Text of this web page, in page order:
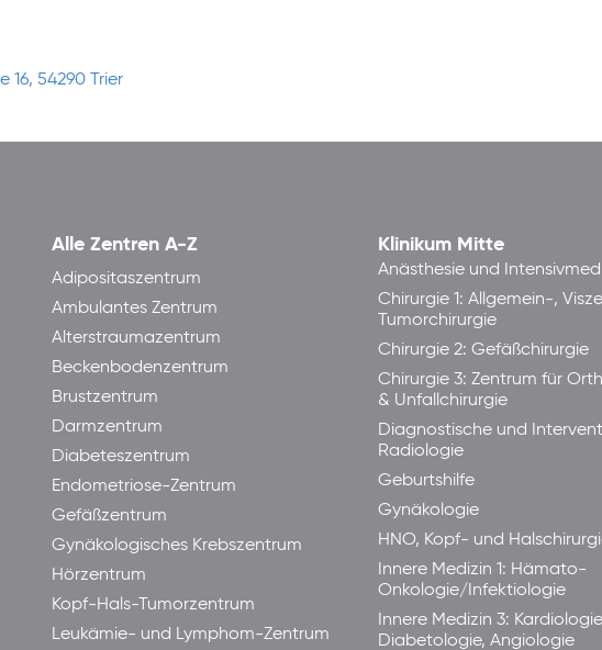
16, 54290 Trier
Alle Zentren A-Z
Adipositaszentrum
Ambulantes Zentrum
Alterstraumazentrum
Beckenbodenzentrum
Brustzentrum
Darmzentrum
Diabeteszentrum
Endometriose-Zentrum
Gefäßzentrum
Gynäkologisches Krebszentrum
Hörzentrum
Kopf-Hals-Tumorzentrum
Leukämie- und Lymphom-Zentrum
Klinikum Mitte
Anästhesie und
Chirurgie 1: Allgemein-,
Tumorchirurgie
Chirurgie 2: Gefäßchirurgie
Chirurgie 3: Zentrum für
& Unfallchirurgie
Diagnostische und
Radiologie
Geburtshilfe
Gynäkologie
HNO, Kopf- und
Innere Medizin 1: Hämato-
Onkologie/Infektiologie
Innere Medizin 3:
Diabetologie, Angiologie